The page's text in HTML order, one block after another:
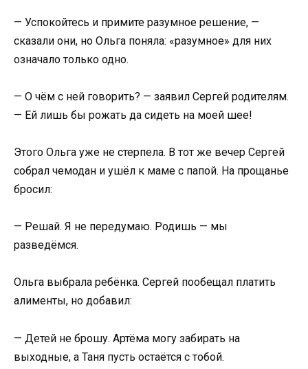
— Успокойтесь и примите разумное решение, —
сказали они, но Ольга поняла: «разумное» для них
означало только одно.
— О чём с ней говорить? — заявил Сергей родителям.
— Ей лишь бы рожать да сидеть на моей шее!
Этого Ольга уже не стерпела. В тот же вечер Сергей
собрал чемодан и ушёл к маме с папой. На прощанье
бросил:
— Решай. Я не передумаю. Родишь — мы
разведёмся.
Ольга выбрала ребёнка. Сергей пообещал платить
алименты, но добавил:
— Детей не брошу. Артёма могу забирать на
выходные, а Таня пусть остаётся с тобой.